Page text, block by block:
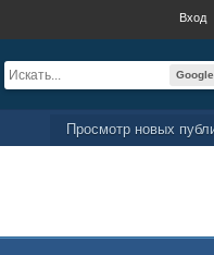
Вход
Просмотр новых